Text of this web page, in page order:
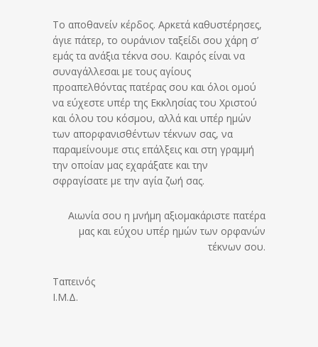
Το αποθανείν κέρδος. Αρκετά καθυστέρησες,
άγιε πάτερ, το ουράνιον ταξείδι σου χάρη σ’
εμάς τα ανάξια τέκνα σου. Καιρός είναι να
συναγάλλεσαι με τους αγίους
προαπελθόντας πατέρας σου και όλοι ομού
να εύχεστε υπέρ της Εκκλησίας του Χριστού
και όλου του κόσμου, αλλά και υπέρ ημών
των απορφανισθέντων τέκνων σας, να
παραμείνουμε στις επάλξεις και στη γραμμή
την οποίαν μας εχαράξατε και την
σφραγίσατε με την αγία ζωή σας.
Αιωνία σου η μνήμη αξιομακάριστε πατέρα
μας και εύχου υπέρ ημών των ορφανών
τέκνων σου.
Ταπεινός
Ι.Μ.Δ.